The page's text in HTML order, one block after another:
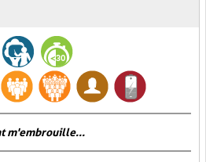
m'embrouille...